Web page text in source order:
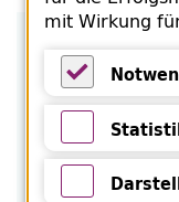
mit Wirkung
Statistik